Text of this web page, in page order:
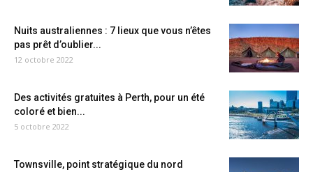
Nuits australiennes : 7 lieux que vous n’êtes
pas prêt d’oublier...
12 octobre 2022
Des activités gratuites à Perth, pour un été
coloré et bien...
5 octobre 2022
Townsville, point stratégique du nord